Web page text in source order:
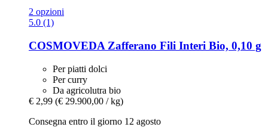
2 opzioni
5.0 (1)
COSMOVEDA Zafferano Fili Interi Bio, 0,10 g
Per piatti dolci
Per curry
Da agricolutra bio
€ 2,99 (€ 29.900,00 / kg)
Consegna entro il giorno 12 agosto